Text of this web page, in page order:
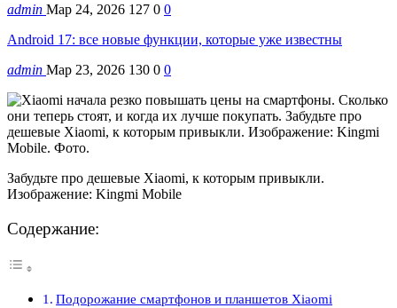
admin Мар 24, 2026 127 0 0
Android 17: все новые функции, которые уже известны
admin Мар 23, 2026 130 0 0
Забудьте про дешевые Xiaomi, к которым привыкли.
Изображение: Kingmi Mobile
Содержание:
Подорожание смартфонов и планшетов Xiaomi